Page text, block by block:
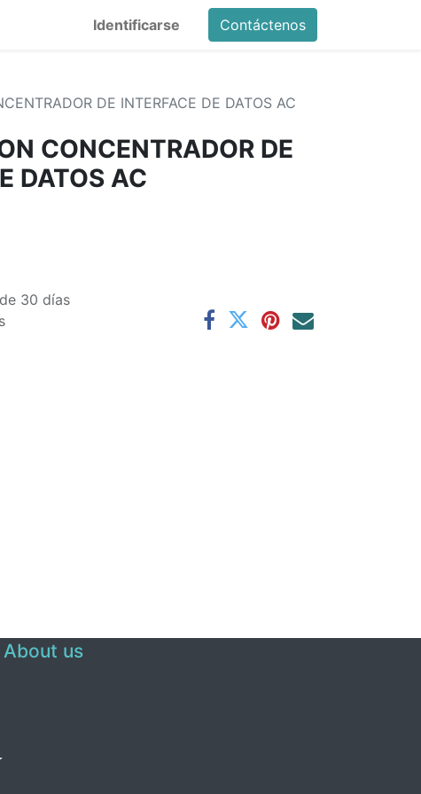
Identificarse Contáctenos
DE INTERFACE DE DATOS AC
CONCENTRADOR DE
DATOS AC
30 días
About us